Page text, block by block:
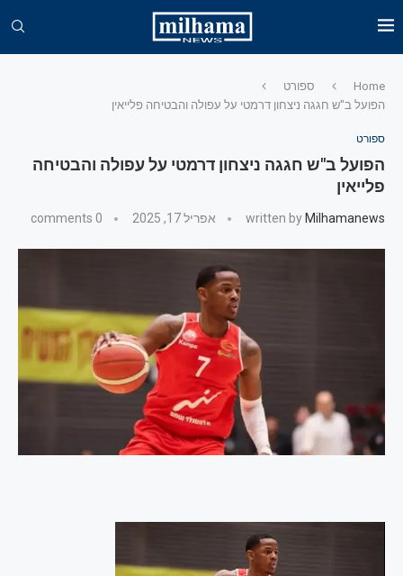
Home
ספורט
הפועל ב"ש חגגה ניצחון דרמטי על עפולה והבטיחה פלייאין
ספורט
הפועל ב"ש חגגה ניצחון דרמטי על עפולה והבטיחה
פלייאין
written by Milhamanews אפריל 17, 2025 0 comments